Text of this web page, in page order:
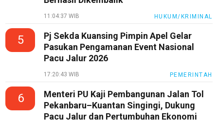
11:04:37 WIB HUKUM/KRIMINAL
5
Pj Sekda Kuansing Pimpin Apel Gelar
Pasukan Pengamanan Event Nasional
Pacu Jalur 2026
17:20:43 WIB PEMERINTAH
6
Menteri PU Kaji Pembangunan Jalan Tol
Pekanbaru–Kuantan Singingi, Dukung
Pacu Jalur dan Pertumbuhan Ekonomi